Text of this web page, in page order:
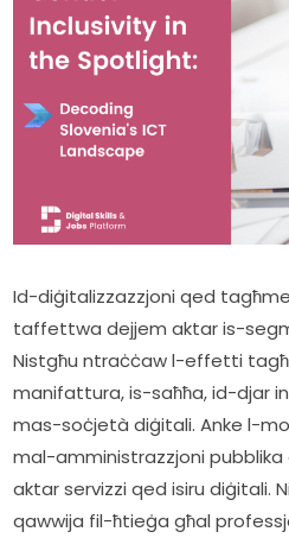
Id-diġitalizzazzjoni qed
taffettwa dejjem aktar is-
Nistgħu ntraċċaw l-effetti
manifattura, is-saħħa, id-djar
mas-soċjetà diġitali. Anke l-
mal-amministrazzjoni pubblika
aktar servizzi qed isiru diġitali.
qawwija fil-ħtieġa għal